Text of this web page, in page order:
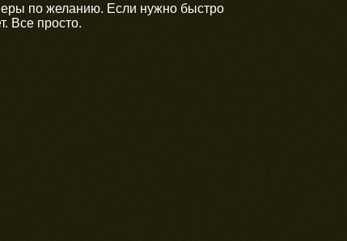
по желанию. Если нужно быстро
Все просто.